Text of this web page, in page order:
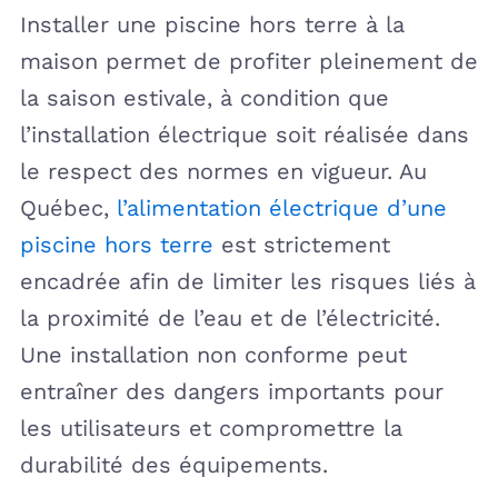
Installer une piscine hors terre à la
maison permet de profiter pleinement de
la saison estivale, à condition que
l’installation électrique soit réalisée dans
le respect des normes en vigueur. Au
Québec, l’alimentation électrique d’une
piscine hors terre est strictement
encadrée afin de limiter les risques liés à
la proximité de l’eau et de l’électricité.
Une installation non conforme peut
entraîner des dangers importants pour
les utilisateurs et compromettre la
durabilité des équipements.